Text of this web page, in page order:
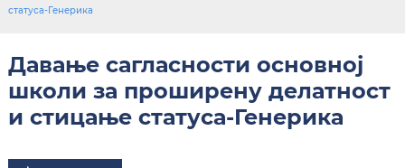
статуса-Генерика
ТЕСТНА УСЛУГА
Давање сагласности основној
школи за проширену делатност
и стицање статуса-Генерика